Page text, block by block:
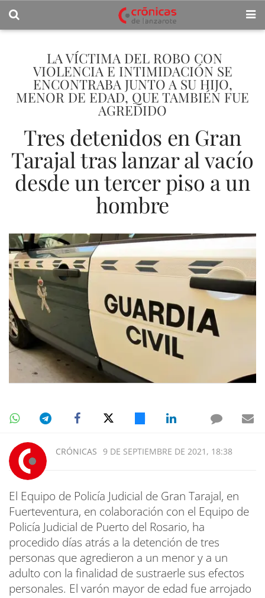
LA VÍCTIMA DEL ROBO CON
VIOLENCIA E INTIMIDACIÓN SE
ENCONTRABA JUNTO A SU HIJO,
MENOR DE EDAD, QUE TAMBIÉN FUE
AGREDIDO
Tres detenidos en Gran
Tarajal tras lanzar al vacío
desde un tercer piso a un
hombre
CRÓNICAS 9 DE SEPTIEMBRE DE 2021, 18:38
El Equipo de Policía Judicial de Gran Tarajal, en
Fuerteventura, en colaboración con el Equipo de
Policía Judicial de Puerto del Rosario, ha
procedido días atrás a la detención de tres
personas que agredieron a un menor y a un
adulto con la finalidad de sustraerle sus efectos
personales. El varón mayor de edad fue arrojado